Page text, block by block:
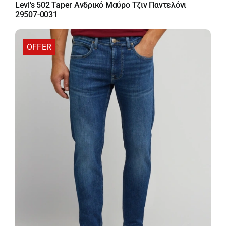
was:
τιμή
77,00 €.
Levi's 502 Taper Ανδρικό Μαύρο Τζιν Παντελόνι
29507-0031
OFFER